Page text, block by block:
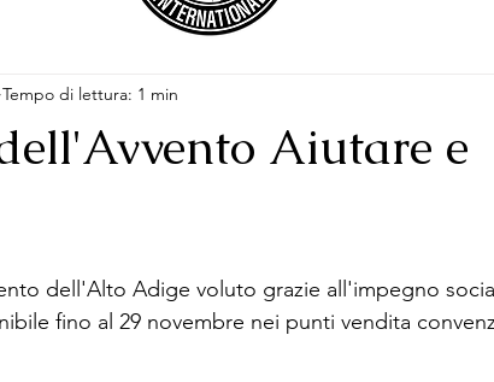
Aiutare e
Tempo di lettura: 1 min
dell'Alto Adige voluto grazie all'impegno
fino al 29 novembre nei punti vendita